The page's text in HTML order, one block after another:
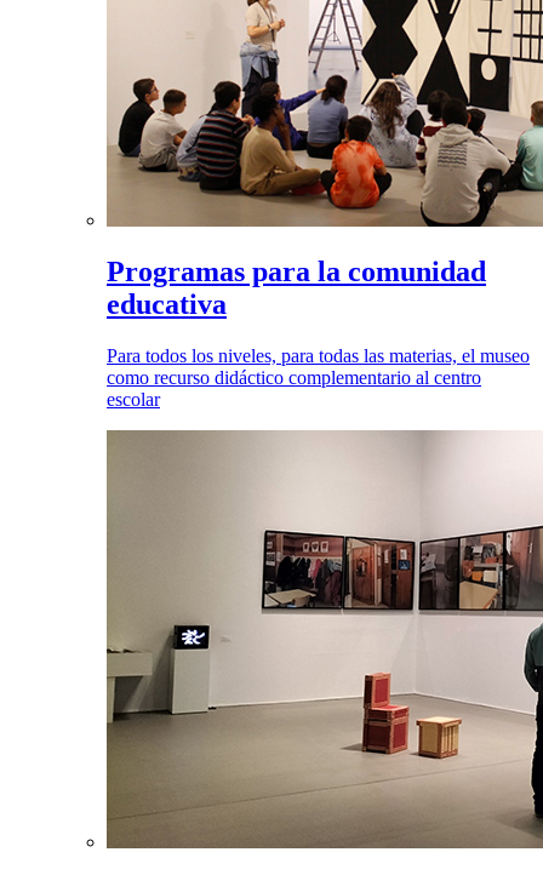
Programas para la comunidad
educativa
Para todos los niveles, para todas las materias, el museo
como recurso didáctico complementario al centro
escolar